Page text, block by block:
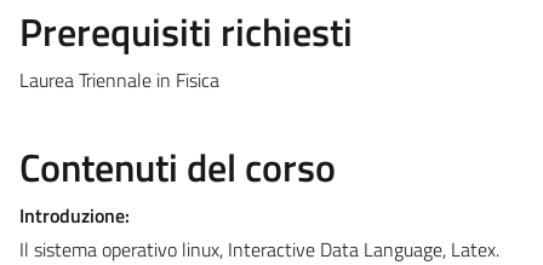
Prerequisiti richiesti
Laurea Triennale in Fisica
Contenuti del corso
Introduzione:
Il sistema operativo linux, Interactive Data Language, Latex.